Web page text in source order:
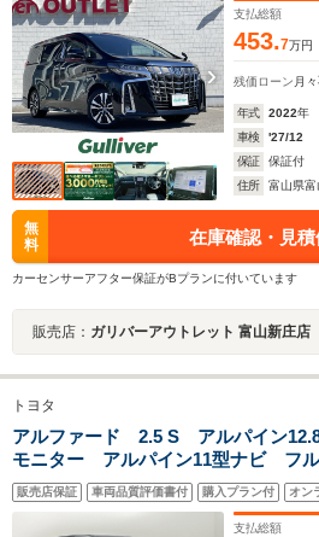
ラレコ
支払総額
453.7万円
残価ローン 月々
年式 2022年
車検
'27/12
保証
保証付
住所
富山県富
無
料
在庫確認・見積
カーセンサーアフター保証がBプランに付いています
販売店： ガリバーアウトレット 富山新庄店
トヨタ
アルファード 2.5 S アルパイン
モニター アルパイン11型ナビ フ
ナーセンサー 両側パワースライド
ーズコントロール プリクラッシュ
販売店保証 車両品質評価書付 購入プラン付 オン
支払総額